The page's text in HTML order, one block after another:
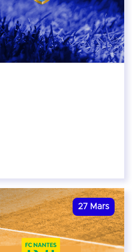
27 Mars